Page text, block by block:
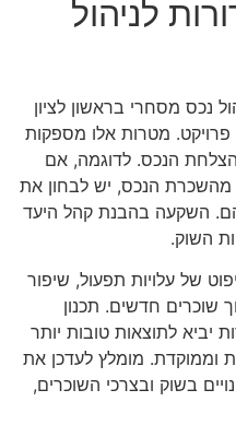
לניהול
נכס מסחרי בראשון לציון
מטרות אלו מספקות
הנכס. לדוגמה, אם
הנכס, יש לבחון את
השקעה בהבנת קהל היעד
השוק.
של עלויות תפעול, שיפור
שוכרים חדשים. תכנון
יביא לתוצאות טובות יותר
וממוקדת. מומלץ לעדכן את
בשוק ובצרכי השוכרים,